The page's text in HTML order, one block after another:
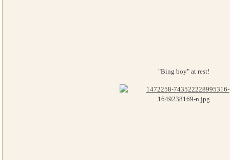
"Bing boy" at rest!